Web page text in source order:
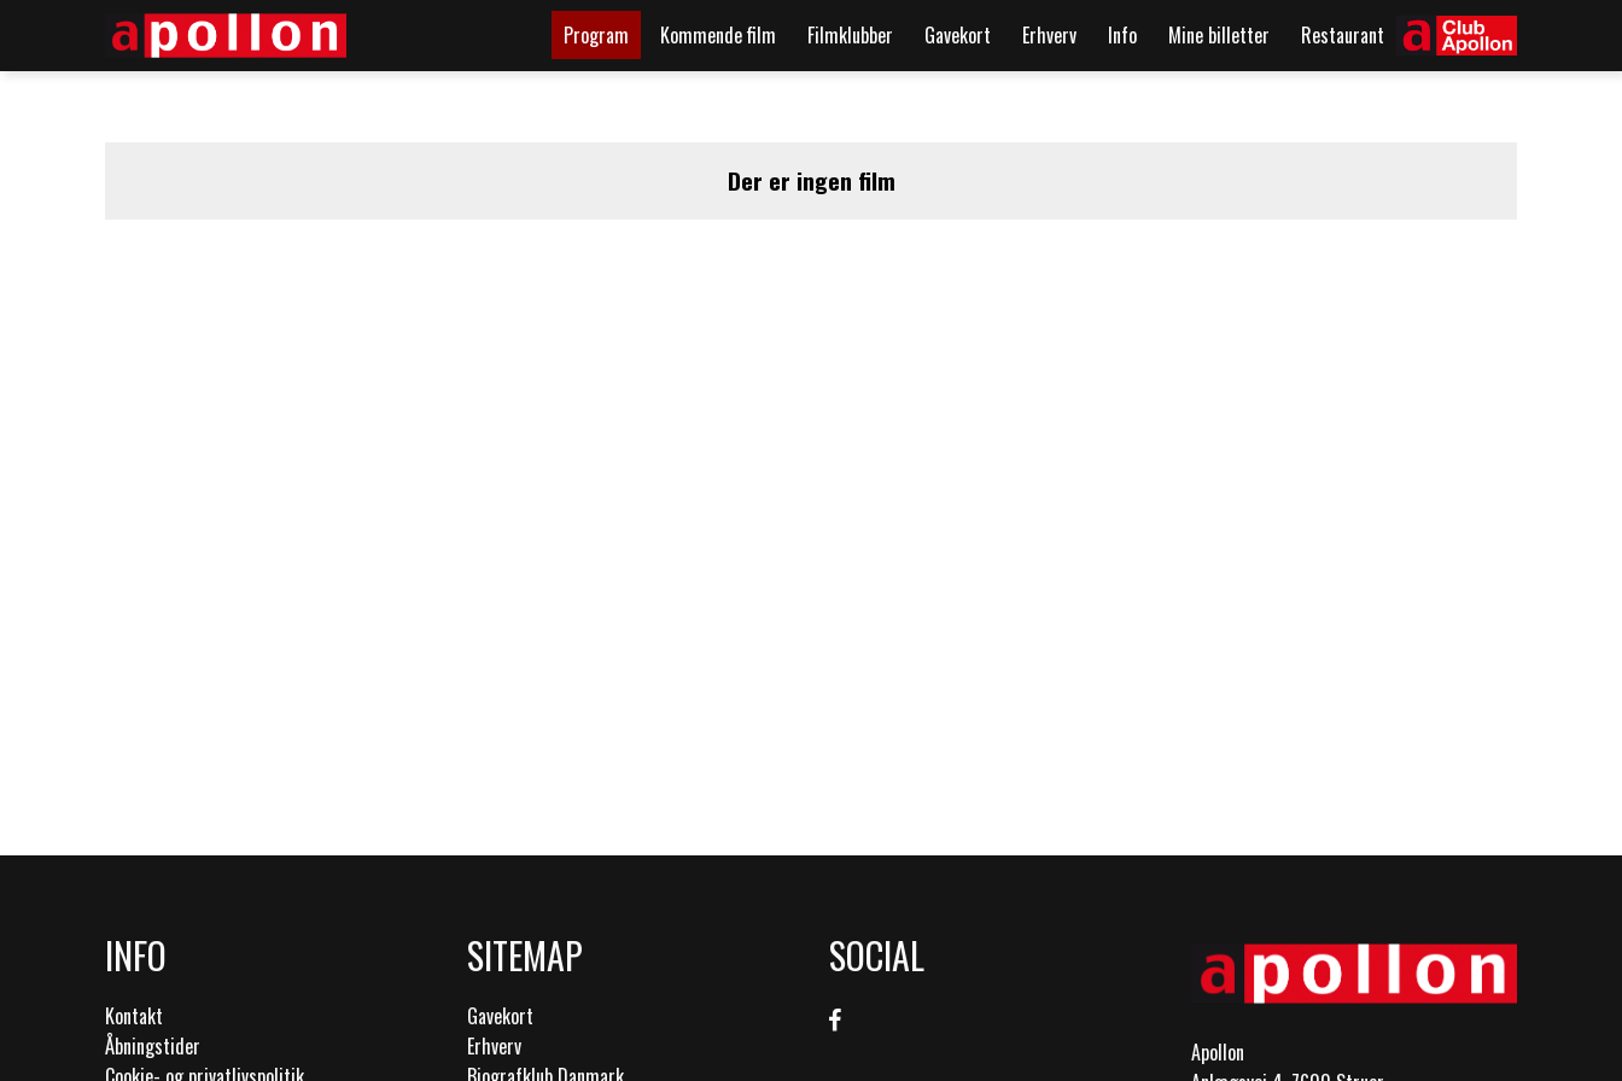
Program Kommende film Filmklubber Gavekort Erhverv Info Mine billetter Restaurant
INFO
Kontakt
Åbningstider
SITEMAP
Gavekort
Erhverv
SOCIAL
Apollon